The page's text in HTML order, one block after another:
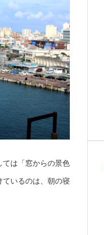
ては「窓からの景色
いるのは、朝の寝